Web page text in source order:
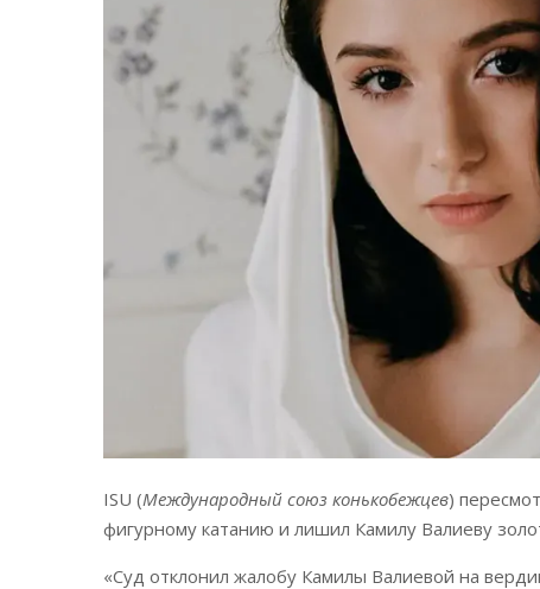
ISU (Международный союз конькобежцев)
фигурному катанию и лишил Камилу Валиеву
«Суд отклонил жалобу Камилы Валиевой на